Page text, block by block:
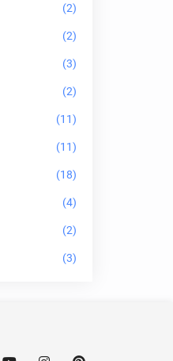
(2)
(2)
(3)
(2)
(11)
(11)
(18)
(4)
(2)
(3)